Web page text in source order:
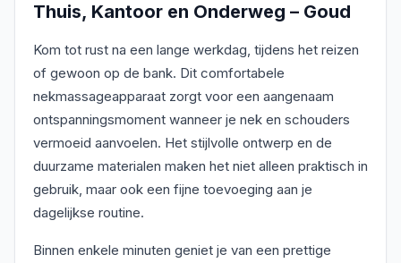
Thuis, Kantoor en Onderweg – Goud
Kom tot rust na een lange werkdag, tijdens het reizen
of gewoon op de bank. Dit comfortabele
nekmassageapparaat zorgt voor een aangenaam
ontspanningsmoment wanneer je nek en schouders
vermoeid aanvoelen. Het stijlvolle ontwerp en de
duurzame materialen maken het niet alleen praktisch in
gebruik, maar ook een fijne toevoeging aan je
dagelijkse routine.
Binnen enkele minuten geniet je van een prettige